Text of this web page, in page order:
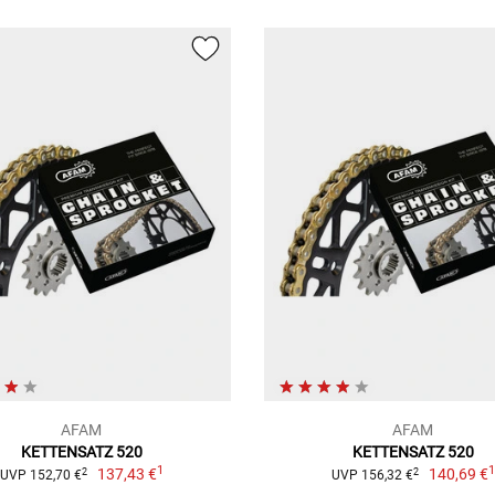
AFAM
KETTENSATZ 520
UVP 152,70 €2 137,43 €1
AFAM
KETTENSATZ 520
UVP 156,32 €2 140,69 €1